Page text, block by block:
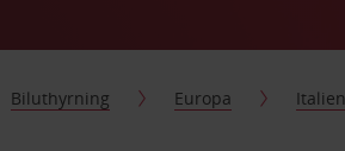
Biluthyrning Europa Italien